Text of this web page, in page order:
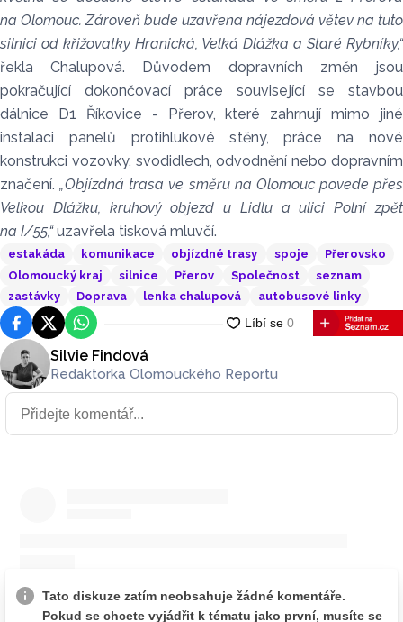
na Olomouc. Zároveň bude uzavřena nájezdová větev na tuto
silnici od křižovatky Hranická, Velká Dlážka a Staré Rybníky,“
řekla Chalupová. Důvodem dopravních změn jsou
pokračující dokončovací práce související se stavbou
dálnice D1 Říkovice - Přerov, které zahrnují mimo jiné
instalaci panelů protihlukové stěny, práce na nové
konstrukci vozovky, svodidlech, odvodnění nebo dopravním
značení.„Objízdná trasa ve směru na Olomouc povede přes
Velkou Dlážku, kruhový objezd u Lidlu a ulici Polní zpět
na I/55,“uzavřela tisková mluvčí.
estakáda komunikace objízdné trasy spoje
Přerovsko
Olomoucký kraj
silnice Přerov Společnost
seznam
zastávky
Doprava lenka chalupová autobusové linky
FacebookPlatforma X
WhatsApp
Silvie Findová
Redaktorka Olomouckého Reportu